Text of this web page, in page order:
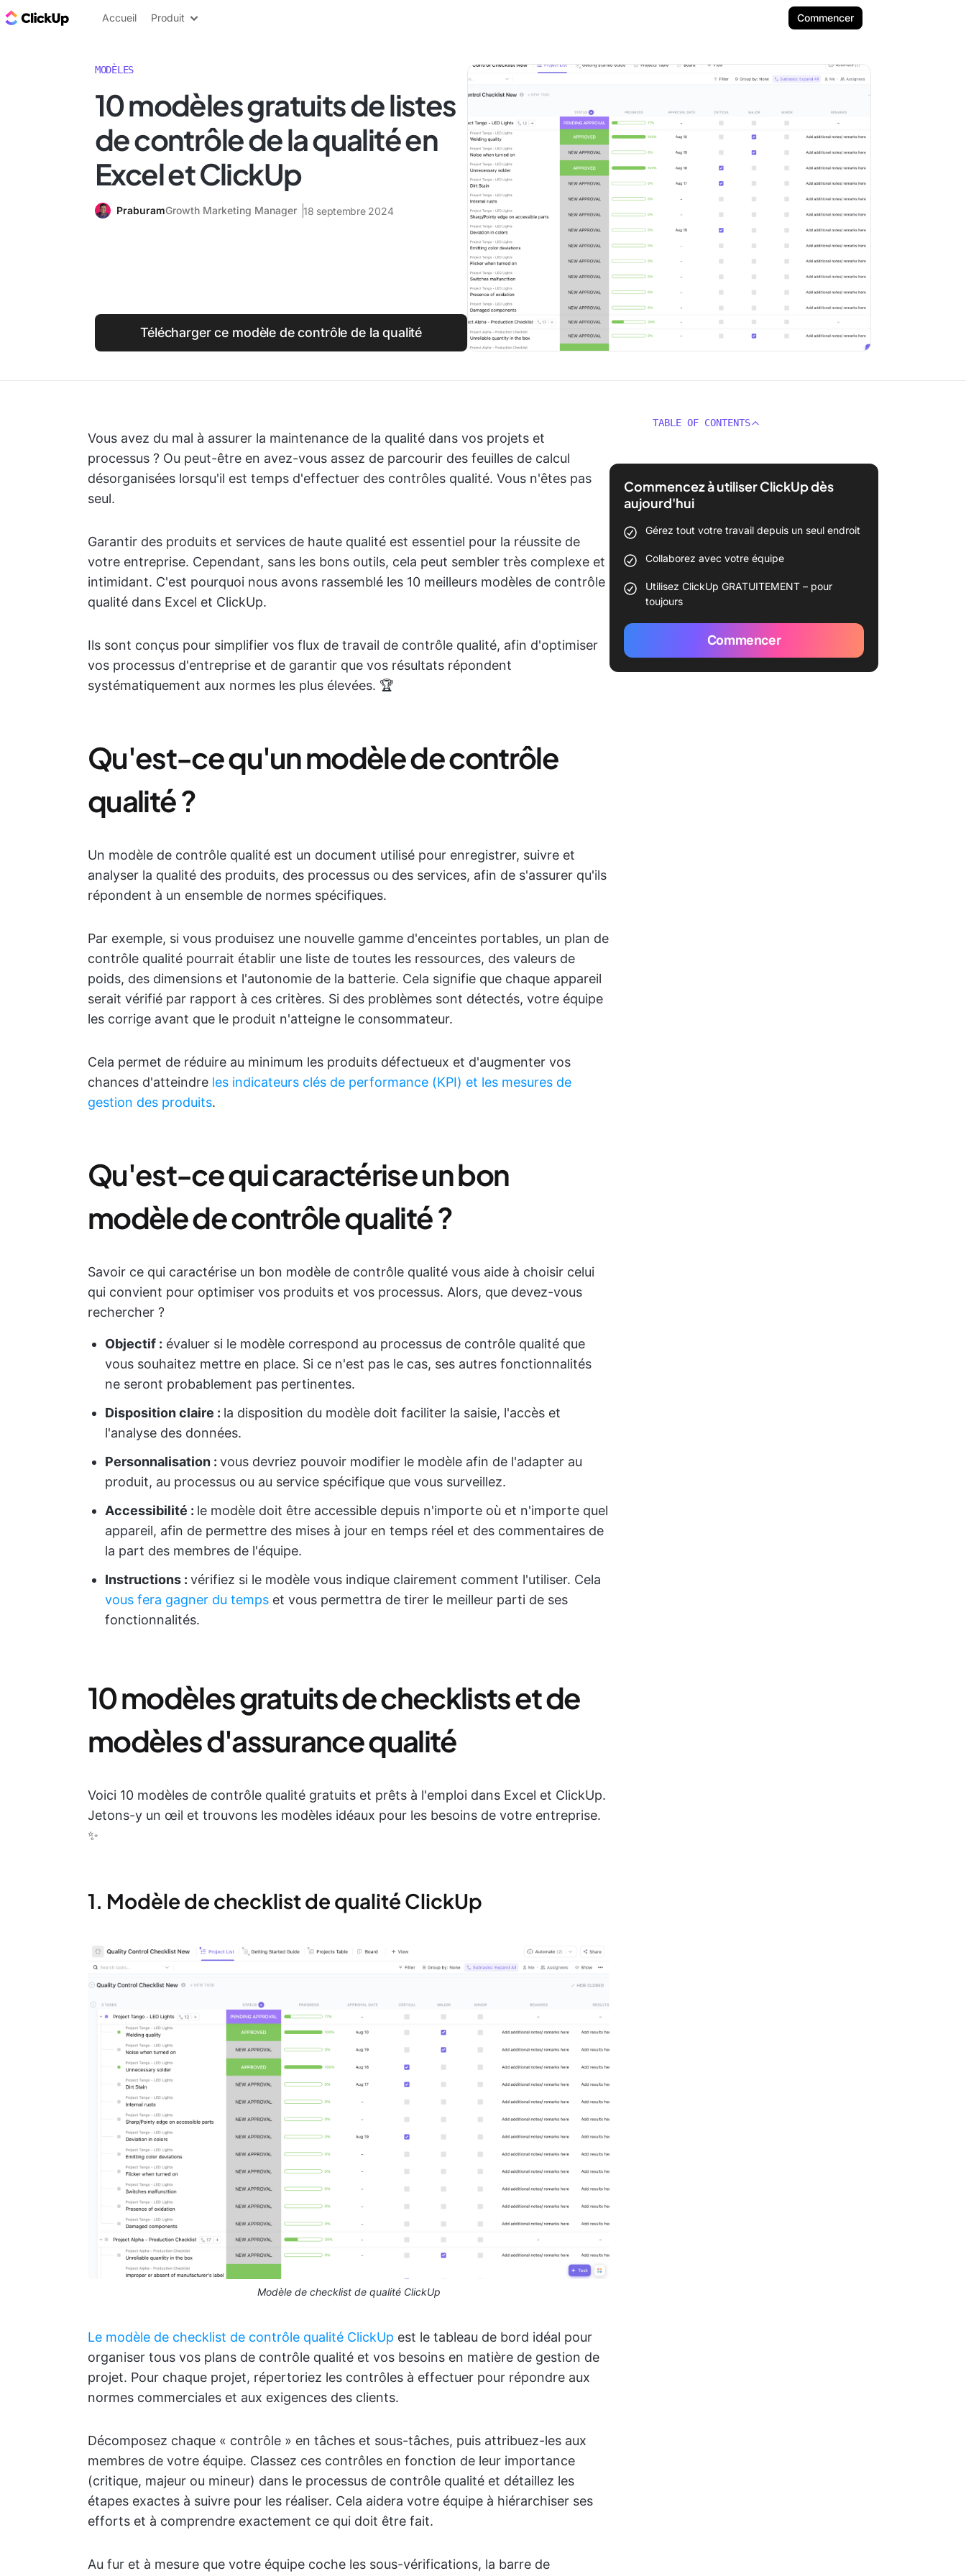
ClickUp Blog
Accueil Produit Commencer
MODÈLES
10 modèles gratuits de listes
de contrôle de la qualité en
Excel et ClickUp
PraburamGrowth Marketing Manager 18 septembre 2024
Télécharger ce modèle de contrôle de la qualité
Vous avez du mal à assurer la maintenance de la qualité dans vos projets et
processus ? Ou peut-être en avez-vous assez de parcourir des feuilles de calcul
désorganisées lorsqu'il est temps d'effectuer des contrôles qualité. Vous n'êtes pas
seul.
Garantir des produits et services de haute qualité est essentiel pour la réussite de
votre entreprise. Cependant, sans les bons outils, cela peut sembler très complexe et
intimidant. C'est pourquoi nous avons rassemblé les 10 meilleurs modèles de contrôle
qualité dans Excel et ClickUp.
Ils sont conçus pour simplifier vos flux de travail de contrôle qualité, afin d'optimiser
vos processus d'entreprise et de garantir que vos résultats répondent
systématiquement aux normes les plus élevées. 🏆
Qu'est-ce qu'un modèle de contrôle
qualité ?
Un modèle de contrôle qualité est un document utilisé pour enregistrer, suivre et
analyser la qualité des produits, des processus ou des services, afin de s'assurer qu'ils
répondent à un ensemble de normes spécifiques.
Par exemple, si vous produisez une nouvelle gamme d'enceintes portables, un plan de
contrôle qualité pourrait établir une liste de toutes les ressources, des valeurs de
poids, des dimensions et l'autonomie de la batterie. Cela signifie que chaque appareil
serait vérifié par rapport à ces critères. Si des problèmes sont détectés, votre équipe
les corrige avant que le produit n'atteigne le consommateur.
Cela permet de réduire au minimum les produits défectueux et d'augmenter vos
chances d'atteindre les indicateurs clés de performance (KPI) et les mesures de
gestion des produits.
Qu'est-ce qui caractérise un bon
modèle de contrôle qualité ?
Savoir ce qui caractérise un bon modèle de contrôle qualité vous aide à choisir celui
qui convient pour optimiser vos produits et vos processus. Alors, que devez-vous
rechercher ?
Objectif : évaluer si le modèle correspond au processus de contrôle qualité que
vous souhaitez mettre en place. Si ce n'est pas le cas, ses autres fonctionnalités
ne seront probablement pas pertinentes.
Disposition claire : la disposition du modèle doit faciliter la saisie, l'accès et
l'analyse des données.
Personnalisation : vous devriez pouvoir modifier le modèle afin de l'adapter au
produit, au processus ou au service spécifique que vous surveillez.
Accessibilité : le modèle doit être accessible depuis n'importe où et n'importe quel
appareil, afin de permettre des mises à jour en temps réel et des commentaires de
la part des membres de l'équipe.
Instructions : vérifiez si le modèle vous indique clairement comment l'utiliser. Cela
vous fera gagner du temps et vous permettra de tirer le meilleur parti de ses
fonctionnalités.
10 modèles gratuits de checklists et de
modèles d'assurance qualité
Voici 10 modèles de contrôle qualité gratuits et prêts à l'emploi dans Excel et ClickUp.
Jetons-y un œil et trouvons les modèles idéaux pour les besoins de votre entreprise.
✨
1. Modèle de checklist de qualité ClickUp
Modèle de checklist de qualité ClickUp
Le modèle de checklist de contrôle qualité ClickUp est le tableau de bord idéal pour
organiser tous vos plans de contrôle qualité et vos besoins en matière de gestion de
projet. Pour chaque projet, répertoriez les contrôles à effectuer pour répondre aux
normes commerciales et aux exigences des clients.
Décomposez chaque « contrôle » en tâches et sous-tâches, puis attribuez-les aux
membres de votre équipe. Classez ces contrôles en fonction de leur importance
(critique, majeur ou mineur) dans le processus de contrôle qualité et détaillez les
étapes exactes à suivre pour les réaliser. Cela aidera votre équipe à hiérarchiser ses
efforts et à comprendre exactement ce qui doit être fait.
Au fur et à mesure que votre équipe coche les sous-vérifications, la barre de
TABLE OF CONTENTS
Commencez à utiliser ClickUp dès
aujourd'hui
Gérez tout votre travail depuis un seul endroit
Collaborez avec votre équipe
Utilisez ClickUp GRATUITEMENT – pour
toujours
Commencer